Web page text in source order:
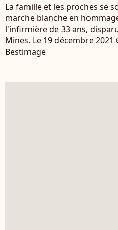
La famille et les proches se
marche blanche en
l'infirmière de 33 ans,
Mines. Le 19 décembre
Bestimage